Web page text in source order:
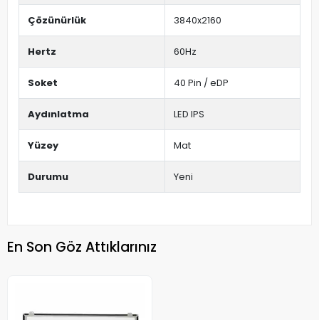
Çözünürlük 3840x2160
Hertz 60Hz
Soket 40 Pin / eDP
Aydınlatma LED IPS
Yüzey Mat
Durumu Yeni
En Son Göz Attıklarınız